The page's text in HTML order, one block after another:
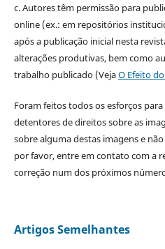
c. Autores têm permissão para
online (ex.: em repositórios
após a publicação inicial nesta
alterações produtivas, bem como
trabalho publicado (VejaO Efeito
Foram feitos todos os esforços
detentores de direitos sobre as
sobre alguma destas imagens e
por favor, entre em contato com a
correção num dos próximos
Artigos Semelhantes